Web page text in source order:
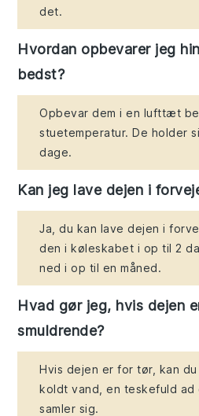
det.
Hvordan opbevarer jeg
bedst?
Opbevar dem i en lufttæt
stuetemperatur. De holder
dage.
Kan jeg lave dejen i
Ja, du kan lave dejen i
den i køleskabet i op til 2
ned i op til en måned.
Hvad gør jeg, hvis dejen
smuldrende?
Hvis dejen er for tør, kan
koldt vand, en teskefuld ad
samler sig.